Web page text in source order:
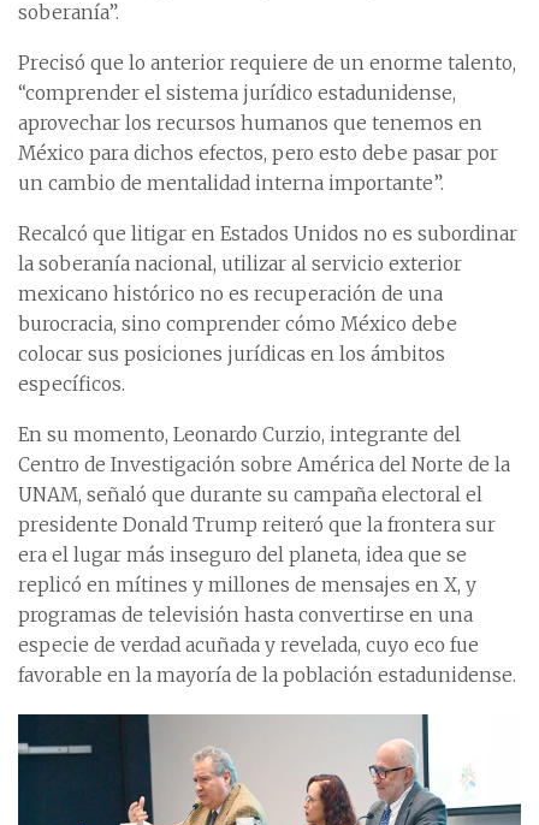
soberanía”.
Precisó que lo anterior requiere de un enorme talento,
“comprender el sistema jurídico estadunidense,
aprovechar los recursos humanos que tenemos en
México para dichos efectos, pero esto debe pasar por
un cambio de mentalidad interna importante”.
Recalcó que litigar en Estados Unidos no es subordinar
la soberanía nacional, utilizar al servicio exterior
mexicano histórico no es recuperación de una
burocracia, sino comprender cómo México debe
colocar sus posiciones jurídicas en los ámbitos
específicos.
En su momento, Leonardo Curzio, integrante del
Centro de Investigación sobre América del Norte de la
UNAM, señaló que durante su campaña electoral el
presidente Donald Trump reiteró que la frontera sur
era el lugar más inseguro del planeta, idea que se
replicó en mítines y millones de mensajes en X, y
programas de televisión hasta convertirse en una
especie de verdad acuñada y revelada, cuyo eco fue
favorable en la mayoría de la población estadunidense.